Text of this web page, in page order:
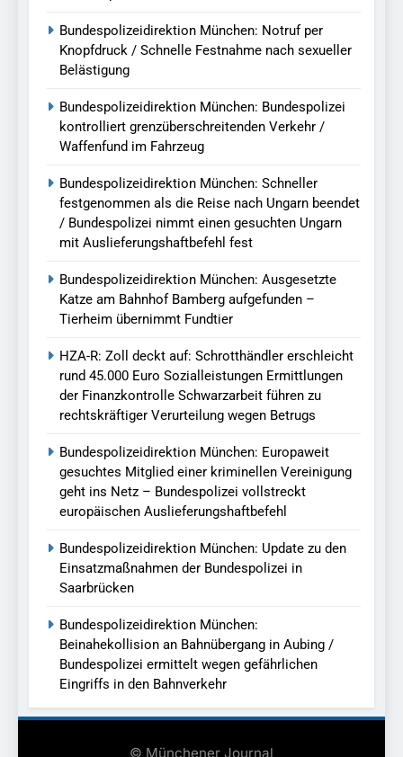
Bundespolizeidirektion München: Notruf per
Knopfdruck / Schnelle Festnahme nach sexueller
Belästigung
Bundespolizeidirektion München: Bundespolizei
kontrolliert grenzüberschreitenden Verkehr /
Waffenfund im Fahrzeug
Bundespolizeidirektion München: Schneller
festgenommen als die Reise nach Ungarn beendet
/ Bundespolizei nimmt einen gesuchten Ungarn
mit Auslieferungshaftbefehl fest
Bundespolizeidirektion München: Ausgesetzte
Katze am Bahnhof Bamberg aufgefunden –
Tierheim übernimmt Fundtier
HZA-R: Zoll deckt auf: Schrotthändler erschleicht
rund 45.000 Euro Sozialleistungen Ermittlungen
der Finanzkontrolle Schwarzarbeit führen zu
rechtskräftiger Verurteilung wegen Betrugs
Bundespolizeidirektion München: Europaweit
gesuchtes Mitglied einer kriminellen Vereinigung
geht ins Netz – Bundespolizei vollstreckt
europäischen Auslieferungshaftbefehl
Bundespolizeidirektion München: Update zu den
Einsatzmaßnahmen der Bundespolizei in
Saarbrücken
Bundespolizeidirektion München:
Beinahekollision an Bahnübergang in Aubing /
Bundespolizei ermittelt wegen gefährlichen
Eingriffs in den Bahnverkehr
© Münchener Journal